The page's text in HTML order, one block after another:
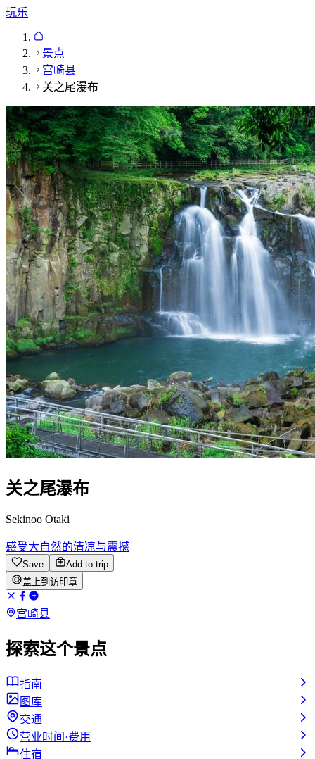
玩乐
景点
宫崎县
关之尾瀑布
关之尾瀑布
Sekinoo Otaki
感受大自然的清凉与震撼
Save
Add to trip
盖上到访印章
宫崎县
探索这个景点
指南
图库
交通
营业时间·费用
住宿